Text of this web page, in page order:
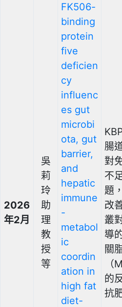
2026
年2月
吳
莉
玲
助
理
教
授
等
FK506-
binding
protein
five
deficien
cy
influenc
es gut
microbi
ota, gut
barrier,
and
hepatic
immune
-
metabol
ic
coordin
ation in
high fat
diet-
腸
對
不
題
改
叢
導
關
（
的
抗